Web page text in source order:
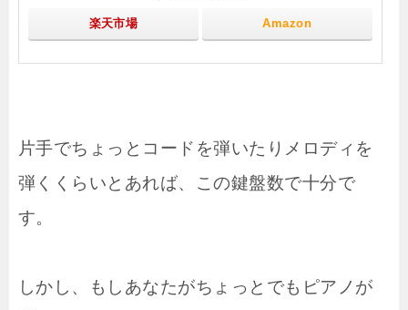
楽天市場 Amazon
片手でちょっとコードを弾いたりメロディを
弾くくらいとあれば、この鍵盤数で十分で
す。
しかし、もしあなたがちょっとでもピアノが